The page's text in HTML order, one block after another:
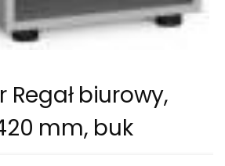
Regał biurowy,
mm, buk